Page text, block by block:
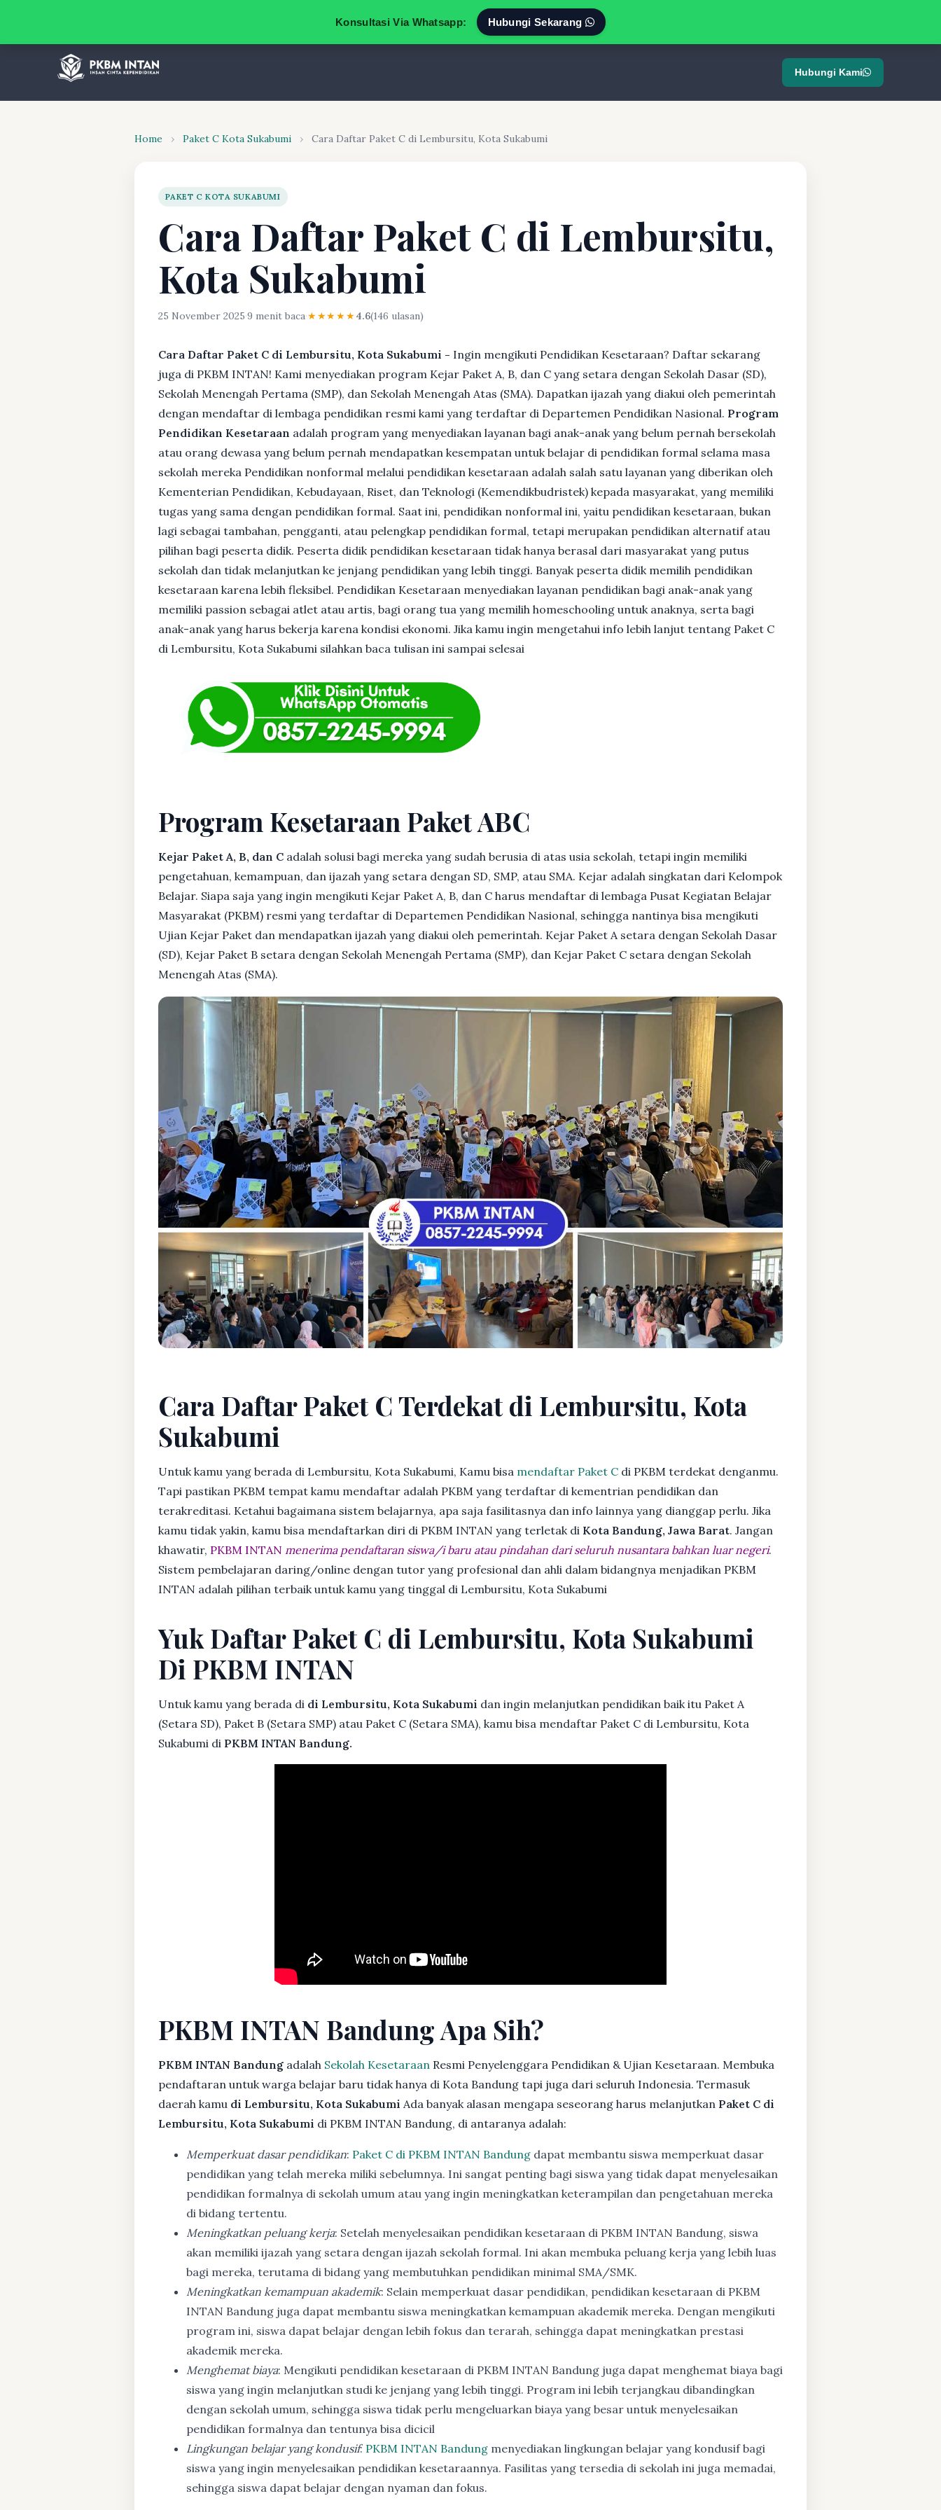
Konsultasi Via Whatsapp: Hubungi Sekarang
Hubungi Kami
Home › Paket C Kota Sukabumi › Cara Daftar Paket C di Lembursitu, Kota Sukabumi
PAKET C KOTA SUKABUMI
Cara Daftar Paket C di Lembursitu,
Kota Sukabumi
25 November 2025·9 menit baca·★★★★★4.6(146 ulasan)
Cara Daftar Paket C di Lembursitu, Kota Sukabumi - Ingin mengikuti Pendidikan Kesetaraan? Daftar sekarang
juga di PKBM INTAN! Kami menyediakan program Kejar Paket A, B, dan C yang setara dengan Sekolah Dasar (SD),
Sekolah Menengah Pertama (SMP), dan Sekolah Menengah Atas (SMA). Dapatkan ijazah yang diakui oleh pemerintah
dengan mendaftar di lembaga pendidikan resmi kami yang terdaftar di Departemen Pendidikan Nasional. Program
Pendidikan Kesetaraan adalah program yang menyediakan layanan bagi anak-anak yang belum pernah bersekolah
atau orang dewasa yang belum pernah mendapatkan kesempatan untuk belajar di pendidikan formal selama masa
sekolah mereka Pendidikan nonformal melalui pendidikan kesetaraan adalah salah satu layanan yang diberikan oleh
Kementerian Pendidikan, Kebudayaan, Riset, dan Teknologi (Kemendikbudristek) kepada masyarakat, yang memiliki
tugas yang sama dengan pendidikan formal. Saat ini, pendidikan nonformal ini, yaitu pendidikan kesetaraan, bukan
lagi sebagai tambahan, pengganti, atau pelengkap pendidikan formal, tetapi merupakan pendidikan alternatif atau
pilihan bagi peserta didik. Peserta didik pendidikan kesetaraan tidak hanya berasal dari masyarakat yang putus
sekolah dan tidak melanjutkan ke jenjang pendidikan yang lebih tinggi. Banyak peserta didik memilih pendidikan
kesetaraan karena lebih fleksibel. Pendidikan Kesetaraan menyediakan layanan pendidikan bagi anak-anak yang
memiliki passion sebagai atlet atau artis, bagi orang tua yang memilih homeschooling untuk anaknya, serta bagi
anak-anak yang harus bekerja karena kondisi ekonomi. Jika kamu ingin mengetahui info lebih lanjut tentang Paket C
di Lembursitu, Kota Sukabumi silahkan baca tulisan ini sampai selesai
Program Kesetaraan Paket ABC
Kejar Paket A, B, dan C adalah solusi bagi mereka yang sudah berusia di atas usia sekolah, tetapi ingin memiliki
pengetahuan, kemampuan, dan ijazah yang setara dengan SD, SMP, atau SMA. Kejar adalah singkatan dari Kelompok
Belajar. Siapa saja yang ingin mengikuti Kejar Paket A, B, dan C harus mendaftar di lembaga Pusat Kegiatan Belajar
Masyarakat (PKBM) resmi yang terdaftar di Departemen Pendidikan Nasional, sehingga nantinya bisa mengikuti
Ujian Kejar Paket dan mendapatkan ijazah yang diakui oleh pemerintah. Kejar Paket A setara dengan Sekolah Dasar
(SD), Kejar Paket B setara dengan Sekolah Menengah Pertama (SMP), dan Kejar Paket C setara dengan Sekolah
Menengah Atas (SMA).
Cara Daftar Paket C Terdekat di Lembursitu, Kota
Sukabumi
Untuk kamu yang berada di Lembursitu, Kota Sukabumi, Kamu bisa mendaftar Paket C di PKBM terdekat denganmu.
Tapi pastikan PKBM tempat kamu mendaftar adalah PKBM yang terdaftar di kementrian pendidikan dan
terakreditasi. Ketahui bagaimana sistem belajarnya, apa saja fasilitasnya dan info lainnya yang dianggap perlu. Jika
kamu tidak yakin, kamu bisa mendaftarkan diri di PKBM INTAN yang terletak di Kota Bandung, Jawa Barat. Jangan
khawatir, PKBM INTAN menerima pendaftaran siswa/i baru atau pindahan dari seluruh nusantara bahkan luar negeri.
Sistem pembelajaran daring/online dengan tutor yang profesional dan ahli dalam bidangnya menjadikan PKBM
INTAN adalah pilihan terbaik untuk kamu yang tinggal di Lembursitu, Kota Sukabumi
Yuk Daftar Paket C di Lembursitu, Kota Sukabumi
Di PKBM INTAN
Untuk kamu yang berada di di Lembursitu, Kota Sukabumi dan ingin melanjutkan pendidikan baik itu Paket A
(Setara SD), Paket B (Setara SMP) atau Paket C (Setara SMA), kamu bisa mendaftar Paket C di Lembursitu, Kota
Sukabumi di PKBM INTAN Bandung.
PKBM INTAN Bandung Apa Sih?
PKBM INTAN Bandung adalah Sekolah Kesetaraan Resmi Penyelenggara Pendidikan & Ujian Kesetaraan. Membuka
pendaftaran untuk warga belajar baru tidak hanya di Kota Bandung tapi juga dari seluruh Indonesia. Termasuk
daerah kamu di Lembursitu, Kota Sukabumi Ada banyak alasan mengapa seseorang harus melanjutkan Paket C di
Lembursitu, Kota Sukabumi di PKBM INTAN Bandung, di antaranya adalah:
Memperkuat dasar pendidikan: Paket C di PKBM INTAN Bandung dapat membantu siswa memperkuat dasar
pendidikan yang telah mereka miliki sebelumnya. Ini sangat penting bagi siswa yang tidak dapat menyelesaikan
pendidikan formalnya di sekolah umum atau yang ingin meningkatkan keterampilan dan pengetahuan mereka
di bidang tertentu.
Meningkatkan peluang kerja: Setelah menyelesaikan pendidikan kesetaraan di PKBM INTAN Bandung, siswa
akan memiliki ijazah yang setara dengan ijazah sekolah formal. Ini akan membuka peluang kerja yang lebih luas
bagi mereka, terutama di bidang yang membutuhkan pendidikan minimal SMA/SMK.
Meningkatkan kemampuan akademik: Selain memperkuat dasar pendidikan, pendidikan kesetaraan di PKBM
INTAN Bandung juga dapat membantu siswa meningkatkan kemampuan akademik mereka. Dengan mengikuti
program ini, siswa dapat belajar dengan lebih fokus dan terarah, sehingga dapat meningkatkan prestasi
akademik mereka.
Menghemat biaya: Mengikuti pendidikan kesetaraan di PKBM INTAN Bandung juga dapat menghemat biaya bagi
siswa yang ingin melanjutkan studi ke jenjang yang lebih tinggi. Program ini lebih terjangkau dibandingkan
dengan sekolah umum, sehingga siswa tidak perlu mengeluarkan biaya yang besar untuk menyelesaikan
pendidikan formalnya dan tentunya bisa dicicil
Lingkungan belajar yang kondusif: PKBM INTAN Bandung menyediakan lingkungan belajar yang kondusif bagi
siswa yang ingin menyelesaikan pendidikan kesetaraannya. Fasilitas yang tersedia di sekolah ini juga memadai,
sehingga siswa dapat belajar dengan nyaman dan fokus.